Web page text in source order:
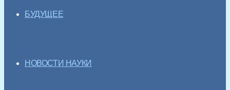
БУДУЩЕЕ
НОВОСТИ НАУКИ